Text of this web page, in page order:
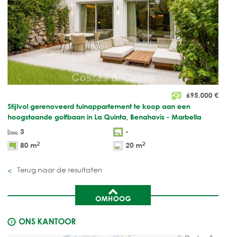
695.000 €
Stijlvol gerenoveerd tuinappartement te koop aan een
hoogstaande golfbaan in La Quinta, Benahavis - Marbella
3
-
80 m2 20 m2
Terug naar de resultaten
OMHOOG
ONS KANTOOR